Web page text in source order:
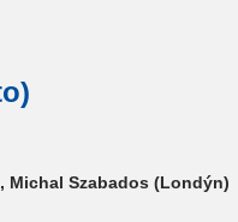
Michal Szabados (Londýn)